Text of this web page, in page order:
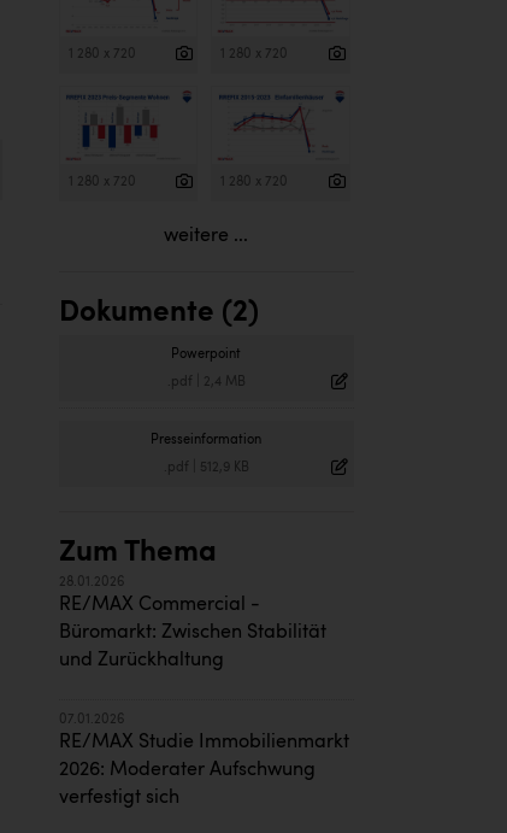
1 280 x 720 1 280 x 720
1 280 x 720 1 280 x 720
weitere ...
Dokumente (2)
Powerpoint
.pdf 2,4 MB
Presseinformation
.pdf 512,9 KB
Zum Thema
28.01.2026
RE/MAX Commercial -
Büromarkt: Zwischen Stabilität
und Zurückhaltung
07.01.2026
RE/MAX Studie Immobilienmarkt
2026: Moderater Aufschwung
verfestigt sich